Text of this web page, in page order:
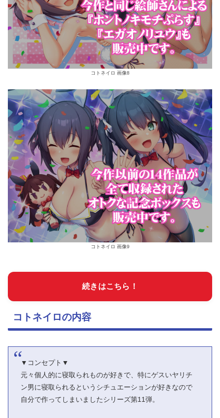
コトネイロ 画像8
コトネイロ 画像9
続きはこちら！
コトネイロの内容
▼コンセプト▼
元々個人的に寝取られものが好きで、特にゲスいヤリチ
ン男に寝取られるというシチュエーションが好きなので
自分で作ってしまいましたシリーズ第11弾。